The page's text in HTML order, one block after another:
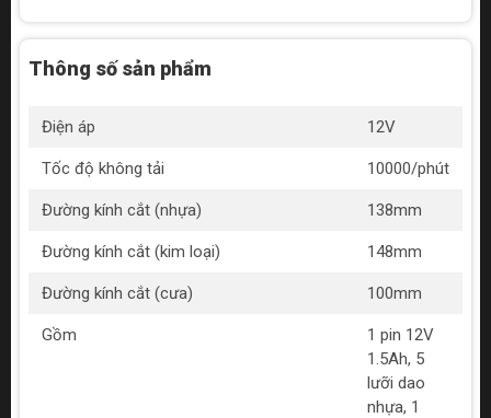
Thông số sản phẩm
Điện áp 12V
Tốc độ không tải 10000/phút
Đường kính cắt (nhựa) 138mm
Đường kính cắt (kim loại) 148mm
Đường kính cắt (cưa) 100mm
Gồm
1 pin 12V
1.5Ah, 5
lưỡi dao
nhựa, 1